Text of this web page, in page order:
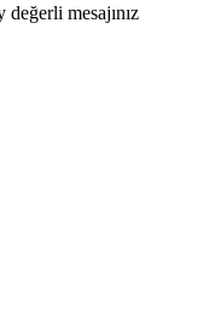
mesajınız